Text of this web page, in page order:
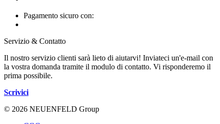
Pagamento sicuro con:
Servizio & Contatto
Il nostro servizio clienti sarà lieto di aiutarvi! Inviateci un'e-mail con
la vostra domanda tramite il modulo di contatto. Vi risponderemo il
prima possibile.
Scrivici
© 2026 NEUENFELD Group